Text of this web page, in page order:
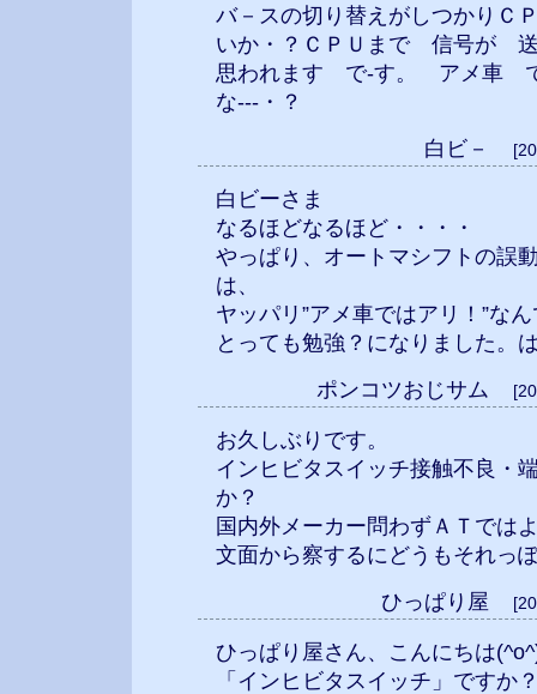
バ－スの切り替えがしつかりＣ
いか・？ＣＰＵまで 信号が
思われます で-す。 アメ車
な---・？
白ビ－
白ビーさま
なるほどなるほど・・・・
やっぱり、オートマシフトの誤
は、
ヤッパリ”アメ車ではアリ！”な
とっても勉強？になりました。
ポンコツおじサム
お久しぶりです。
インヒビタスイッチ接触不良・
か？
国内外メーカー問わずＡＴでは
文面から察するにどうもそれっ
ひっぱり屋
ひっぱり屋さん、こんにちは
「インヒビタスイッチ」ですか